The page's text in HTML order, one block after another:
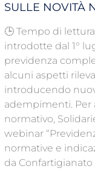
SULLE NOVITÀ
🕒 Tempo di
introdotte dal 1°
previdenza
alcuni aspetti
introducendo
adempimenti. Per
normativo,
webinar
normative e
da Confartigianato